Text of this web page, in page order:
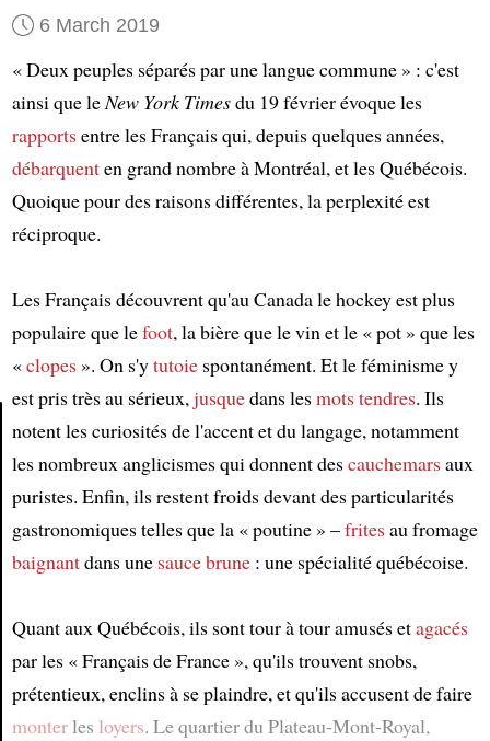
Article
6 March 2019
« Deux peuples séparés par une langue commune » : c'est
ainsi que leNew York Timesdu 19 février évoque les
rapportsentre les Français qui, depuis quelques années,
débarquenten grand nombre à Montréal, et les Québécois.
Quoique pour des raisons différentes, la perplexité est
réciproque.
Les Français découvrent qu'au Canada le hockey est plus
populaire que lefoot, la bière que le vin et le « pot » que les
«clopes». On s'ytutoiespontanément. Et le féminisme y
est pris très au sérieux,jusquedans lesmots tendres. Ils
notent les curiosités de l'accent et du langage, notamment
les nombreux anglicismes qui donnent descauchemarsaux
puristes. Enfin, ils restent froids devant des particularités
gastronomiques telles que la « poutine » –fritesau fromage
baignantdans une sauce brune: une spécialité québécoise.
Quant aux Québécois, ils sont tour à tour amusés etagacés
par les « Français de France », qu'ils trouvent snobs,
prétentieux, enclins à se plaindre, et qu'ils accusent de faire
monterles loyers. Le quartier du Plateau-Mont-Royal,